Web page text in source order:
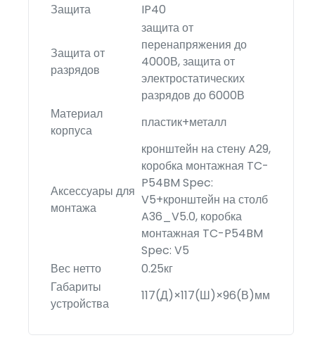
Защита
IP40
Защита от
разрядов
защита от
перенапряжения до
4000В, защита от
электростатических
разрядов до 6000В
Материал
корпуса
пластик+металл
Аксессуары для
монтажа
кронштейн на стену A29,
коробка монтажная TC-
P54BM Spec:
V5+кронштейн на столб
A36_V5.0, коробка
монтажная TC-P54BM
Spec: V5
Вес нетто
0.25кг
Габариты
устройства
117(Д)×117(Ш)×96(В)мм